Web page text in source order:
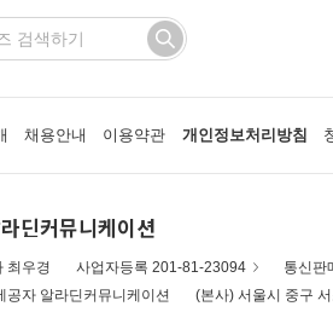
채용안내 이용약관 개인정보처리방침
딘커뮤니케이션
최우경 사업자등록 201-81-23094 통신판
공자 알라딘커뮤니케이션
(본사) 서울시 중구